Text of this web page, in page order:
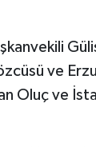
ve
Oluç ve